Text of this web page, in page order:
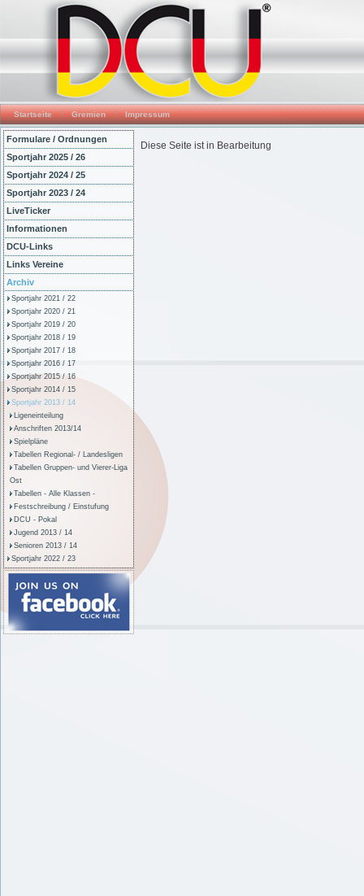
Startseite Gremien Impressum
Formulare / Ordnungen
Sportjahr 2025 / 26
Sportjahr 2024 / 25
Sportjahr 2023 / 24
LiveTicker
Informationen
DCU-Links
Links Vereine
Archiv
Sportjahr 2021 / 22
Sportjahr 2020 / 21
Sportjahr 2019 / 20
Sportjahr 2018 / 19
Sportjahr 2017 / 18
Sportjahr 2016 / 17
Sportjahr 2015 / 16
Sportjahr 2014 / 15
Sportjahr 2013 / 14
Ligeneinteilung
Anschriften 2013/14
Spielpläne
Tabellen Regional- / Landesligen
Tabellen Gruppen- und Vierer-Liga
Ost
Tabellen - Alle Klassen -
Festschreibung / Einstufung
DCU - Pokal
Jugend 2013 / 14
Senioren 2013 / 14
Sportjahr 2022 / 23
Diese Seite ist in Bearbeitung